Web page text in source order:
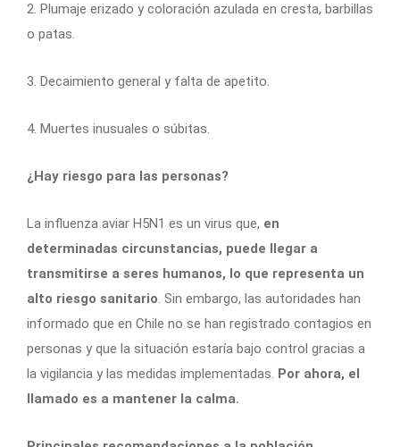
2. Plumaje erizado y coloración azulada en cresta, barbillas
o patas.
3. Decaimiento general y falta de apetito.
4. Muertes inusuales o súbitas.
¿Hay riesgo para las personas?
La influenza aviar H5N1 es un virus que, en
determinadas circunstancias, puede llegar a
transmitirse a seres humanos, lo que representa un
alto riesgo sanitario. Sin embargo, las autoridades han
informado que en Chile no se han registrado contagios en
personas y que la situación estaría bajo control gracias a
la vigilancia y las medidas implementadas. Por ahora, el
llamado es a mantener la calma.